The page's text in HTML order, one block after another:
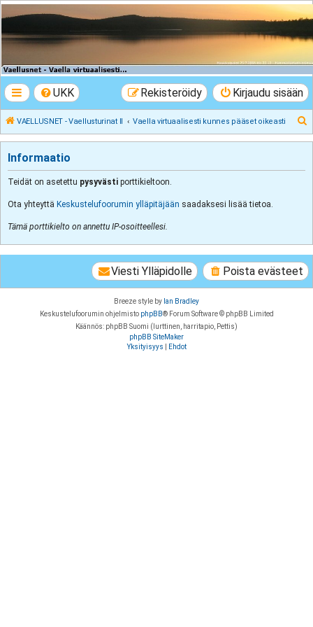
VAELLUSNET -
Vaellusturinat II
UKK Kirjaudu sisään
Rekisteröidy
VAELLUSNET - Vaellusturinat II Vaella virtuaalisesti kunnes pääset oikeasti
Informaatio
Teidät on asetettu pysyvästi porttikieltoon.
Ota yhteyttä Keskustelufoorumin ylläpitäjään saadaksesi lisää tietoa.
Tämä porttikielto on annettu IP-osoitteellesi.
Poista evästeet
Viesti Ylläpidolle
Breeze style by Ian Bradley
Keskustelufoorumin ohjelmisto phpBB® Forum Software © phpBB Limited
Käännös: phpBB Suomi (lurttinen, harritapio, Pettis)
phpBB SiteMaker
Yksityisyys
Ehdot